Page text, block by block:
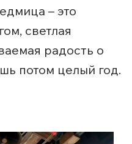
– это
светлая
радость о
потом целый год.